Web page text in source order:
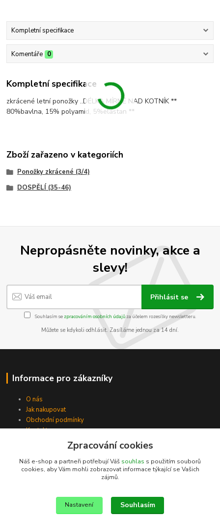
Kompletní specifikace
Komentáře 0
Kompletní specifikace
zkrácené letní ponožky ..DÉLKA MÍRNĚ NAD KOTNÍK **
80%bavlna, 15% polyamid, 5%elastan **
Zboží zařazeno v kategoriích
Ponožky zkrácené (3/4)
DOSPĚLÍ (35-46)
Nepropásněte novinky, akce a
slevy!
Přihlásit se
Souhlasím se zpracováním osobních údajůza účelem rozesílky newsletteru.
Můžete se kdykoli odhlásit. Zasíláme jednou za 14 dní.
Informace pro zákazníky
O nás
Jak nakupovat
Obchodní podmínky
Kontakty
Zpracování cookies
Náš e-shop a partneři potřebují Váš souhlas s použitím souborů
cookies, aby Vám mohli zobrazovat informace týkající se Vašich
zájmů.
Nastavení Souhlasím